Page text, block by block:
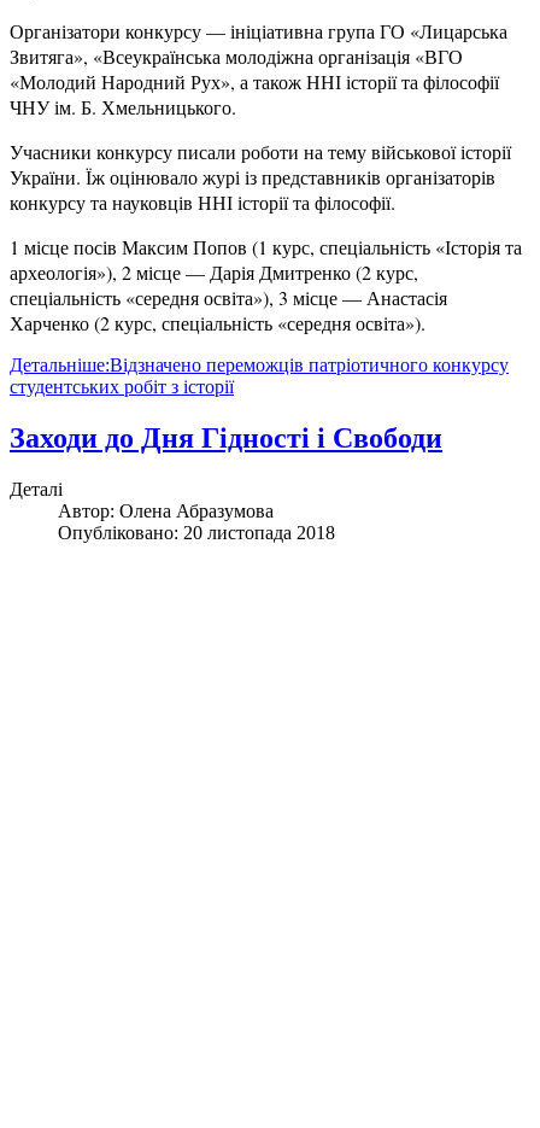
Організатори конкурсу — ініціативна група ГО «Лицарська
Звитяга», «Всеукраїнська молодіжна організація «ВГО
«Молодий Народний Рух», а також ННІ історії та філософії
ЧНУ ім. Б. Хмельницького.
Учасники конкурсу писали роботи на тему військової історії
України. Їж оцінювало журі із представників організаторів
конкурсу та науковців ННІ історії та філософії.
1 місце посів Максим Попов (1 курс, спеціальність «Історія та
археологія»), 2 місце — Дарія Дмитренко (2 курс,
спеціальність «середня освіта»), 3 місце — Анастасія
Харченко (2 курс, спеціальність «середня освіта»).
Детальніше:Відзначено переможців патріотичного конкурсу
студентських робіт з історії
Заходи до Дня Гідності і Свободи
Деталі
Автор: Олена Абразумова
Опубліковано: 20 листопада 2018